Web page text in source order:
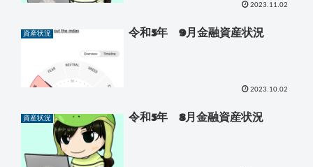
2023.11.02
資産状況 令和5年 9月金融資産状況
2023.10.02
資産状況 令和5年 8月金融資産状況